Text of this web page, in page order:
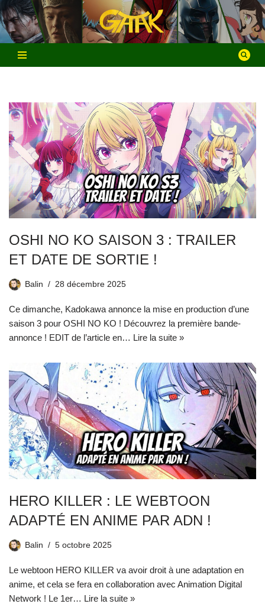
Aller
au
contenu
OSHI NO KO SAISON 3 : TRAILER
ET DATE DE SORTIE !
Balin 28 décembre 2025
Ce dimanche, Kadokawa annonce la mise en production d’une
saison 3 pour OSHI NO KO ! Découvrez la première bande-
annonce ! EDIT de l’article en… Lire la suite »
HERO KILLER : LE WEBTOON
ADAPTÉ EN ANIME PAR ADN !
Balin 5 octobre 2025
Le webtoon HERO KILLER va avoir droit à une adaptation en
anime, et cela se fera en collaboration avec Animation Digital
Network ! Le 1er… Lire la suite »